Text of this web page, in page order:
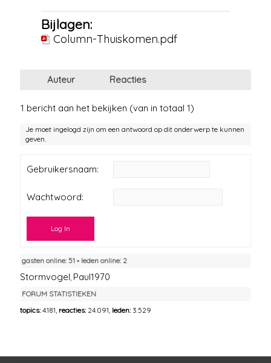
Bijlagen:
Column-Thuiskomen.pdf
Auteur Reacties
1 bericht aan het bekijken (van in totaal 1)
Je moet ingelogd zijn om een antwoord op dit onderwerp te kunnen
geven.
Gebruikersnaam:
Wachtwoord:
Log In
gasten online: 51 ▪︎ leden online: 2
Stormvogel Paul1970
FORUM STATISTIEKEN
topics:4.181, reacties: 24.091, leden: 3.529